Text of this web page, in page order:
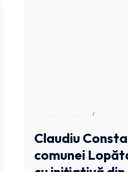
ADMINISTRATIV
Claudiu
comunei